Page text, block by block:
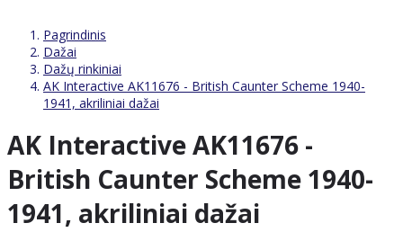
Pagrindinis
Dažai
Dažų rinkiniai
AK Interactive AK11676 - British Caunter Scheme 1940-
1941, akriliniai dažai
AK Interactive AK11676 -
British Caunter Scheme 1940-
1941, akriliniai dažai